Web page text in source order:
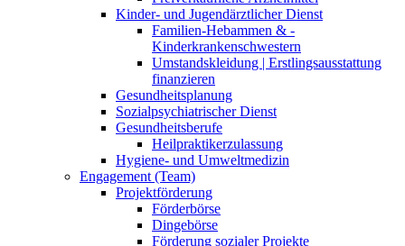
Kinder- und Jugendärztlicher Dienst
Familien-Hebammen & -
Kinderkrankenschwestern
Umstandskleidung | Erstlingsausstattung
finanzieren
Gesundheitsplanung
Sozialpsychiatrischer Dienst
Gesundheitsberufe
Heilpraktikerzulassung
Hygiene- und Umweltmedizin
Engagement (Team)
Projektförderung
Förderbörse
Dingebörse
Förderung sozialer Projekte